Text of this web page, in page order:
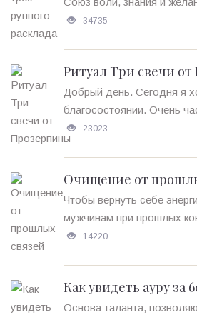
34735
Ритуал Три свечи
Добрый день. Сегодня я
благосостоянии. Очень
23023
Очищение от
Чтобы вернуть себе
мужчинам при прошлых
14220
Как увидеть ауру за
Основа таланта,